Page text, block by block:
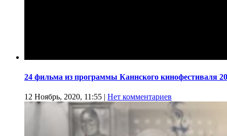
24 фильма из программы Каннского кинофестиваля
12 Ноябрь, 2020, 11:55 | Нет комментариев